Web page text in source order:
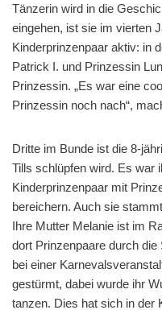
Tänzerin wird in die
eingehen, ist sie im vierten
Kinderprinzenpaar aktiv: in
Patrick I. und Prinzessin
Prinzessin. „Es war eine
Prinzessin noch nach“,
Dritte im Bunde ist die 8-
Tills schlüpfen wird. Es war
Kinderprinzenpaar mit
bereichern. Auch sie
Ihre Mutter Melanie ist im
dort Prinzenpaare durch
bei einer
gestürmt, dabei wurde ihr
tanzen. Dies hat sich in der